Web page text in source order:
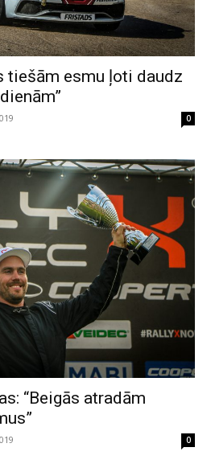
tiešām esmu ļoti daudz
0
“Beigās atradām
0